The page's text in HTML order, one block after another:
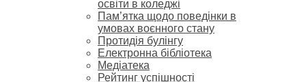
освіти в коледжі
Пам’ятка щодо поведінки в
умовах воєнного стану
Протидія булінгу
Електронна бібліотека
Медіатека
Рейтинг успішності